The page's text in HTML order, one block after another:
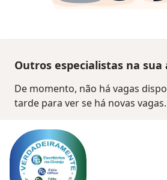
Outros especialistas na sua
De momento, não há vagas
tarde para ver se há novas vagas.